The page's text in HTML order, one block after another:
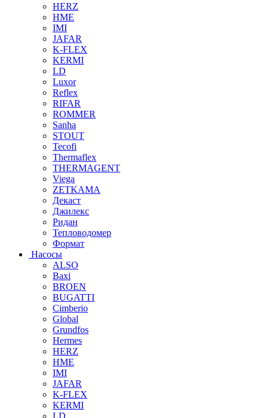
HERZ
HME
IMI
JAFAR
K-FLEX
KERMI
LD
Luxor
Reflex
RIFAR
ROMMER
Sanha
STOUT
Tecofi
Thermaflex
THERMAGENT
Viega
ZETKAMA
Декаст
Джилекс
Ридан
Тепловодомер
Формат
Насосы
ALSO
Baxi
BROEN
BUGATTI
Cimberio
Global
Grundfos
Hermes
HERZ
HME
IMI
JAFAR
K-FLEX
KERMI
LD